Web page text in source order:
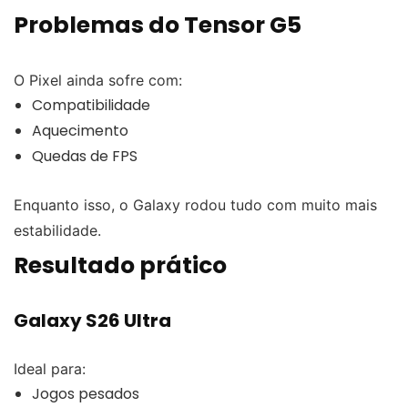
Problemas do Tensor G5
O Pixel ainda sofre com:
Compatibilidade
Aquecimento
Quedas de FPS
Enquanto isso, o Galaxy rodou tudo com muito mais
estabilidade.
Resultado prático
Galaxy S26 Ultra
Ideal para:
Jogos pesados